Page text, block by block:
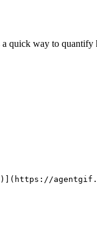
quick way to quantify